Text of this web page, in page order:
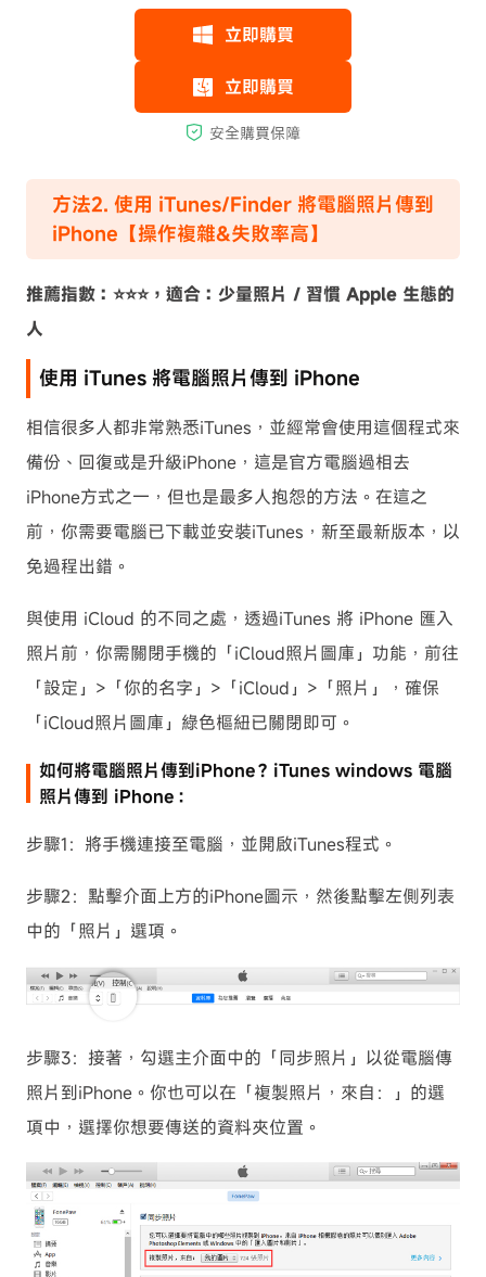
方法2. 使用 iTunes/Finder 將電腦照片傳到
iPhone【操作複雜&失敗率高】
推薦指數：⭐⭐⭐，適合：少量照片 / 習慣 Apple 生態的
人
使用 iTunes 將電腦照片傳到 iPhone
相信很多人都非常熟悉iTunes，並經常會使用這個程式來
備份、回復或是升級iPhone，這是官方電腦過相去
iPhone方式之一，但也是最多人抱怨的方法。在這之
前，你需要電腦已下載並安裝iTunes，新至最新版本，以
免過程出錯。
與使用 iCloud 的不同之處，透過iTunes 將 iPhone 匯入
照片前，你需關閉手機的「iCloud照片圖庫」功能，前往
「設定」>「你的名字」>「iCloud」>「照片」，確保
「iCloud照片圖庫」綠色樞紐已關閉即可。
如何將電腦照片傳到iPhone？iTunes windows 電腦
照片傳到 iPhone：
步驟1：將手機連接至電腦，並開啟iTunes程式。
步驟2：點擊介面上方的iPhone圖示，然後點擊左側列表
中的「照片」選項。
步驟3：接著，勾選主介面中的「同步照片」以從電腦傳
照片到iPhone。你也可以在「複製照片，來自：」的選
項中，選擇你想要傳送的資料夾位置。